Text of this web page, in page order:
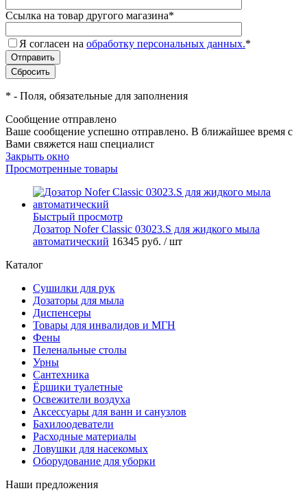
Ссылка на товар другого магазина*
Я согласен на обработку персональных данных.*
* - Поля, обязательные для заполнения
Сообщение отправлено
Ваше сообщение успешно отправлено. В ближайшее время с
Вами свяжется наш специалист
Закрыть окно
Просмотренные товары
Быстрый просмотр
Дозатор Nofer Classic 03023.S для жидкого мыла
автоматический 16345 руб. / шт
Каталог
Сушилки для рук
Дозаторы для мыла
Диспенсеры
Товары для инвалидов и МГН
Фены
Пеленальные столы
Урны
Сантехника
Ёршики туалетные
Освежители воздуха
Аксессуары для ванн и санузлов
Бахилоодеватели
Расходные материалы
Ловушки для насекомых
Оборудование для уборки
Наши предложения